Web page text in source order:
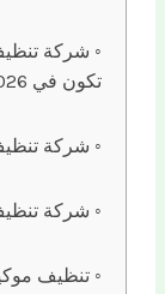
شركة
تكون في 2026)
شركة
شركة
تنظيف